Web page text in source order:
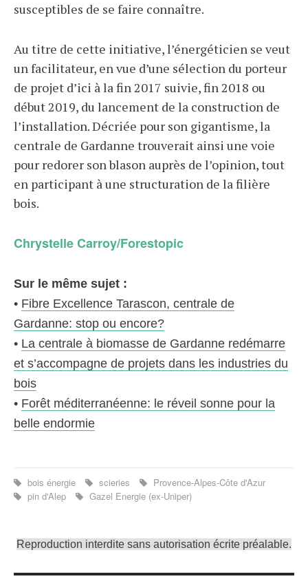
susceptibles de se faire connaître.
Au titre de cette initiative, l’énergéticien se veut
un facilitateur, en vue d’une sélection du porteur
de projet d’ici à la fin 2017 suivie, fin 2018 ou
début 2019, du lancement de la construction de
l’installation. Décriée pour son gigantisme, la
centrale de Gardanne trouverait ainsi une voie
pour redorer son blason auprès de l’opinion, tout
en participant à une structuration de la filière
bois.
Chrystelle Carroy/Forestopic
Sur le même sujet :
• Fibre Excellence Tarascon, centrale de
Gardanne: stop ou encore?
• La centrale à biomasse de Gardanne redémarre
et s’accompagne de projets dans les industries du
bois
• Forêt méditerranéenne: le réveil sonne pour la
belle endormie
bois énergie scieries
Provence-Alpes-Côte d'Azur
pin d'Alep
Gazel Energie (ex-Uniper)
Reproduction interdite sans autorisation écrite préalable.